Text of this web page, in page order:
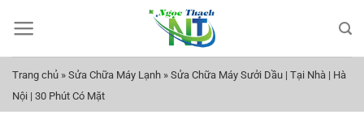
qua
nội
dung
Trang chủ » Sửa Chữa Máy Lạnh » Sửa Chữa Máy Sưởi Dầu | Tại Nhà | Hà
Nội | 30 Phút Có Mặt